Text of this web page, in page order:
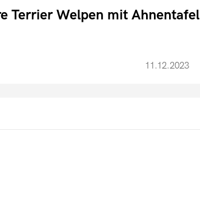
Terrier Welpen mit Ahnentafel
11.12.2023